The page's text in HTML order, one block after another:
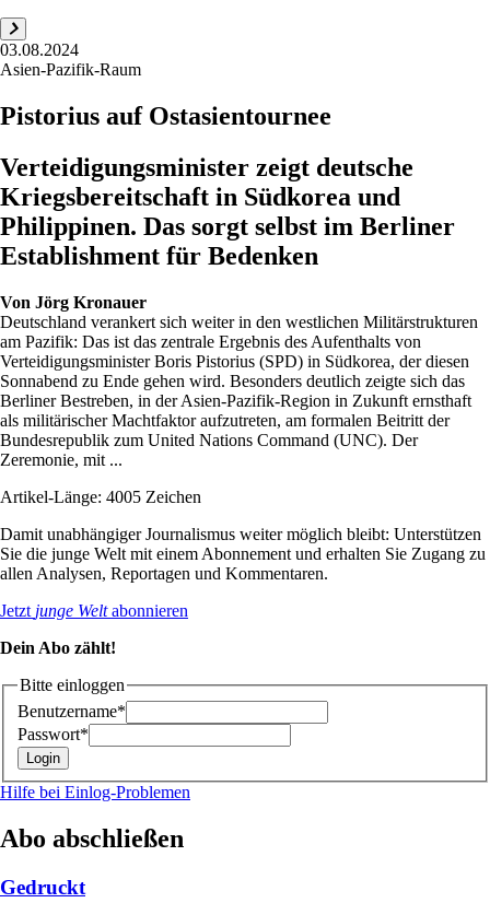
03.08.2024
Asien-Pazifik-Raum
Pistorius auf Ostasientournee
Verteidigungsminister zeigt deutsche
Kriegsbereitschaft in Südkorea und
Philippinen. Das sorgt selbst im Berliner
Establishment für Bedenken
Von Jörg Kronauer
Deutschland verankert sich weiter in den westlichen Militärstrukturen
am Pazifik: Das ist das zentrale Ergebnis des Aufenthalts von
Verteidigungsminister Boris Pistorius (SPD) in Südkorea, der diesen
Sonnabend zu Ende gehen wird. Besonders deutlich zeigte sich das
Berliner Bestreben, in der Asien-Pazifik-Region in Zukunft ernsthaft
als militärischer Machtfaktor aufzutreten, am formalen Beitritt der
Bundesrepublik zum United Nations Command (UNC). Der
Zeremonie, mit ...
Artikel-Länge: 4005 Zeichen
Damit unabhängiger Journalismus weiter möglich bleibt: Unterstützen
Sie die junge Welt mit einem Abonnement und erhalten Sie Zugang zu
allen Analysen, Reportagen und Kommentaren.
Jetzt junge Weltabonnieren
Dein Abo zählt!
Bitte einloggen
Benutzername*
Passwort*
Hilfe bei Einlog-Problemen
Abo abschließen
Gedruckt